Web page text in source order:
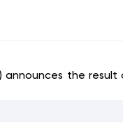
the result